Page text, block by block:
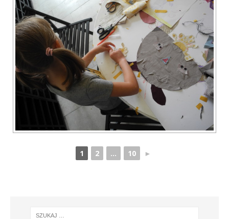
1 2 ... 10 ►